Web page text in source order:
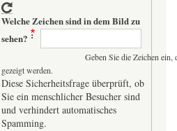
Welche Zeichen sind in dem Bild zu
sehen?
Geben Sie die Zeichen
gezeigt werden.
Diese Sicherheitsfrage überprüft, ob
Sie ein menschlicher Besucher sind
und verhindert automatisches
Spamming.